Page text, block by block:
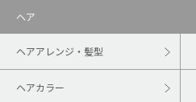
ヘア
ヘアアレンジ・髪型
ヘアカラー